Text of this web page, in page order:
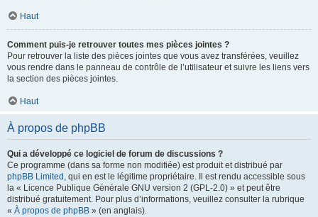
Haut
Comment puis-je retrouver toutes mes pièces jointes ?
Pour retrouver la liste des pièces jointes que vous avez transférées, veuillez
vous rendre dans le panneau de contrôle de l’utilisateur et suivre les liens vers
la section des pièces jointes.
Haut
À propos de phpBB
Qui a développé ce logiciel de forum de discussions ?
Ce programme (dans sa forme non modifiée) est produit et distribué par
phpBB Limited , qui en est le légitime propriétaire. Il est rendu accessible sous
la « Licence Publique Générale GNU version 2 (GPL-2.0) » et peut être
distribué gratuitement. Pour plus d’informations, veuillez consulter la rubrique
« À propos de phpBB » (en anglais).